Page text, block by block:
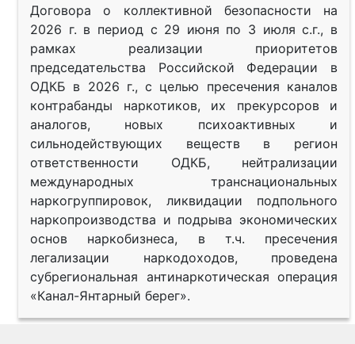
Договора о коллективной безопасности на
2026 г. в период с 29 июня по 3 июля с.г., в
рамках реализации приоритетов
председательства Российской Федерации в
ОДКБ в 2026 г., с целью пресечения каналов
контрабанды наркотиков, их прекурсоров и
аналогов, новых психоактивных и
сильнодействующих веществ в регион
ответственности ОДКБ, нейтрализации
международных транснациональных
наркогруппировок, ликвидации подпольного
наркопроизводства и подрыва экономических
основ наркобизнеса, в т.ч. пресечения
легализации наркодоходов, проведена
субрегиональная антинаркотическая операция
«Канал-Янтарный берег».